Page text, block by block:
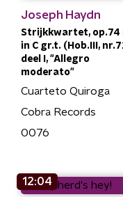
Joseph Haydn
Strijkkwartet, op.74
in C gr.t. (Hob.III,
deel I, "Allegro
moderato"
Cuarteto Quiroga
Cobra Records
0076
12:04